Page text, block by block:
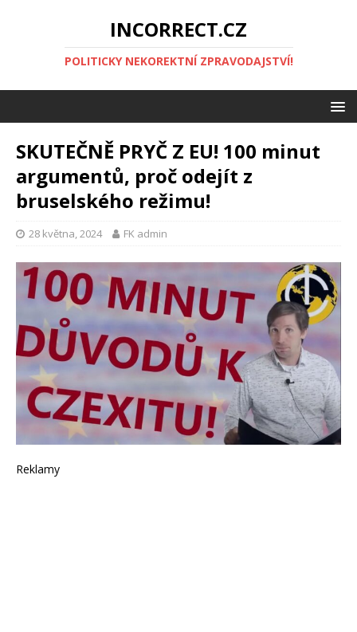
INCORRECT.CZ
POLITICKY NEKOREKTNÍ ZPRAVODAJSTVÍ!
SKUTEČNĚ PRYČ Z EU! 100 minut
argumentů, proč odejít z
bruselského režimu!
28 května, 2024 FK admin
Reklamy